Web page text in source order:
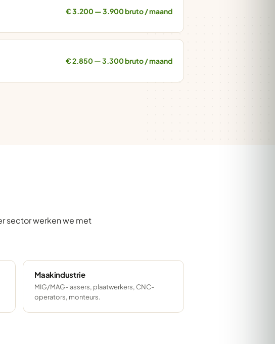
€ 3.200 — 3.900 bruto / maand
€ 2.850 — 3.300 bruto / maand
sector werken we met
Maakindustrie
MIG/MAG-lassers, plaatwerkers, CNC-
operators, monteurs.